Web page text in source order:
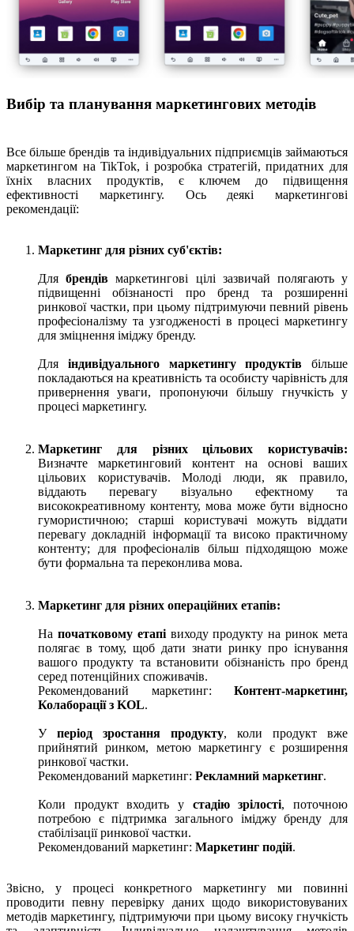
Вибір та планування маркетингових методів
Все більше брендів та індивідуальних підприємців займаються
маркетингом на TikTok, і розробка стратегій, придатних для
їхніх власних продуктів, є ключем до підвищення
ефективності маркетингу. Ось деякі маркетингові
рекомендації:
Маркетинг для різних суб'єктів:
Длябрендів маркетингові цілі зазвичай полягають у
підвищенні обізнаності про бренд та розширенні
ринкової частки, при цьому підтримуючи певний рівень
професіоналізму та узгодженості в процесі маркетингу
для зміцнення іміджу бренду.
Для індивідуального маркетингу продуктів більше
покладаються на креативність та особисту чарівність для
привернення уваги, пропонуючи більшу гнучкість у
процесі маркетингу.
Маркетинг для різних цільових користувачів:
Визначте маркетинговий контент на основі ваших
цільових користувачів. Молоді люди, як правило,
віддають перевагу візуально ефектному та
висококреативному контенту, мова може бути відносно
гумористичною; старші користувачі можуть віддати
перевагу докладній інформації та високо практичному
контенту; для професіоналів більш підходящою може
бути формальна та переконлива мова.
Маркетинг для різних операційних етапів:
На початковому етапівиходу продукту на ринок мета
полягає в тому, щоб дати знати ринку про існування
вашого продукту та встановити обізнаність про бренд
серед потенційних споживачів.
Рекомендований маркетинг: Контент-маркетинг,
Колаборації з KOL.
У період зростання продукту, коли продукт вже
прийнятий ринком, метою маркетингу є розширення
ринкової частки.
Рекомендований маркетинг: Рекламний маркетинг.
Коли продукт входить у стадію зрілості, поточною
потребою є підтримка загального іміджу бренду для
стабілізації ринкової частки.
Рекомендований маркетинг: Маркетинг подій.
Звісно, у процесі конкретного маркетингу ми повинні
проводити певну перевірку даних щодо використовуваних
методів маркетингу, підтримуючи при цьому високу гнучкість